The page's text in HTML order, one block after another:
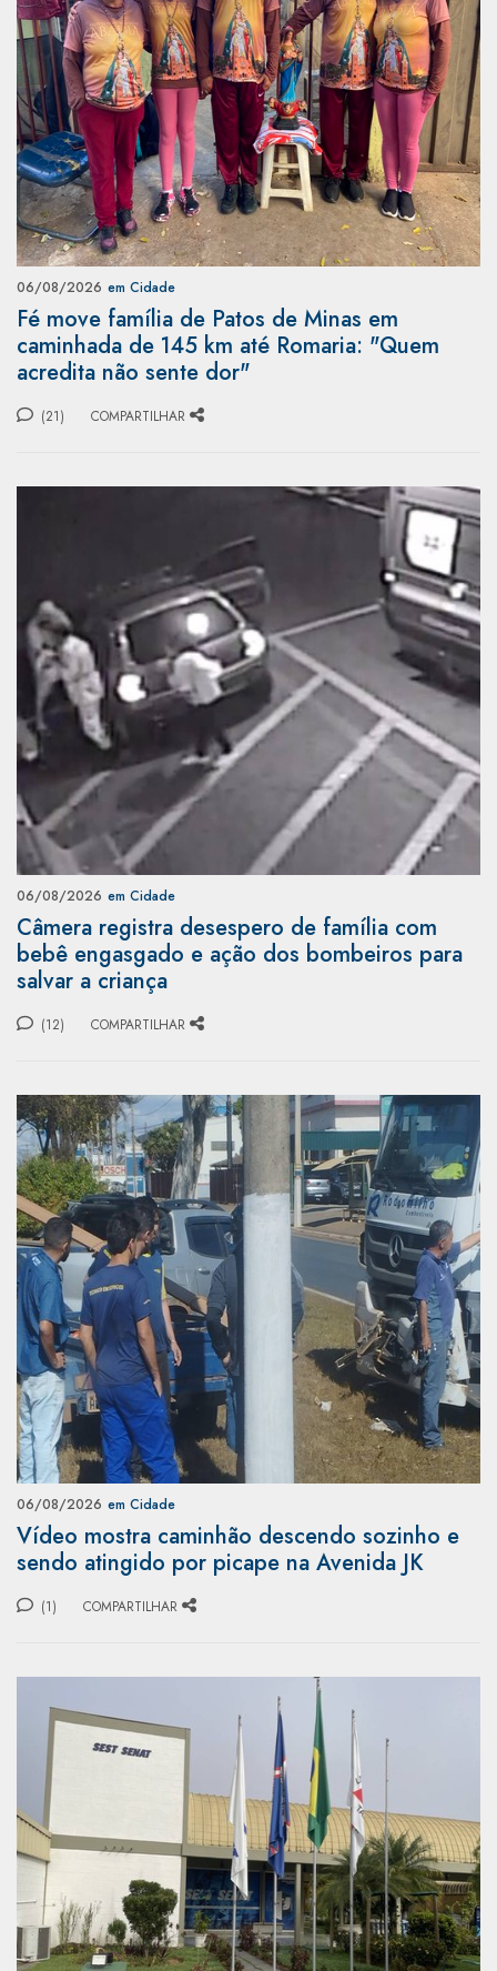
06/08/2026 em Cidade
Fé move família de Patos de Minas em
caminhada de 145 km até Romaria: "Quem
acredita não sente dor"
(21) COMPARTILHAR
06/08/2026 em Cidade
Câmera registra desespero de família com
bebê engasgado e ação dos bombeiros para
salvar a criança
(12) COMPARTILHAR
06/08/2026 em Cidade
Vídeo mostra caminhão descendo sozinho e
sendo atingido por picape na Avenida JK
(1) COMPARTILHAR